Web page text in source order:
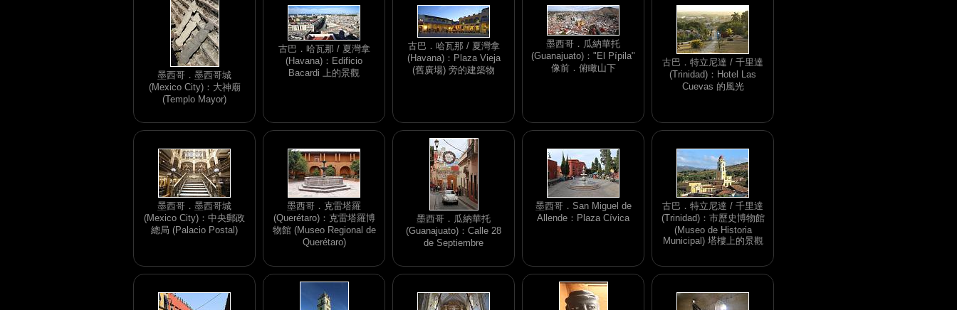
墨西哥．墨西哥城
(Mexico City)：大神廟
(Templo Mayor)
古巴．哈瓦那 / 夏灣拿
(Havana)：Edificio
Bacardi 上的景觀
古巴．哈瓦那 / 夏灣拿
(Havana)：Plaza Vieja
(舊廣場) 旁的建築物
墨西哥．瓜納華托
(Guanajuato)："El Pípila"
像前．俯瞰山下
古巴．特立尼達 / 千里達
(Trinidad)：Hotel Las
Cuevas 的風光
墨西哥．墨西哥城
(Mexico City)：中央郵政
總局 (Palacio Postal)
墨西哥．克雷塔羅
(Querétaro)：克雷塔羅博
物館 (Museo Regional de
Querétaro)
墨西哥．瓜納華托
(Guanajuato)：Calle 28
de Septiembre
墨西哥．San Miguel de
Allende：Plaza Cívica
古巴．特立尼達 / 千里達
(Trinidad)：市歷史博物館
(Museo de Historia
Municipal) 塔樓上的景觀